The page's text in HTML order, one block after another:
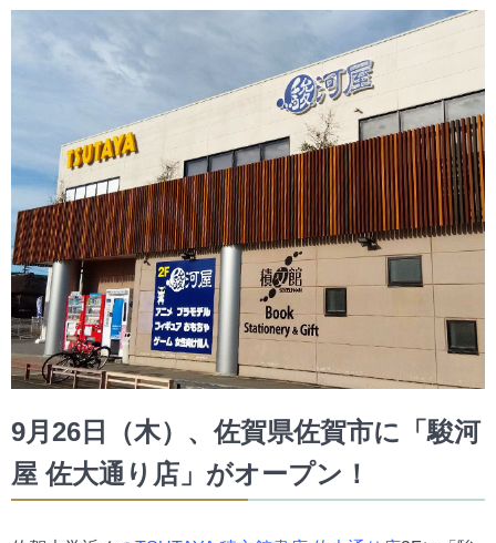
9月26日（木）、佐賀県佐賀市に「駿河
屋 佐大通り店」がオープン！